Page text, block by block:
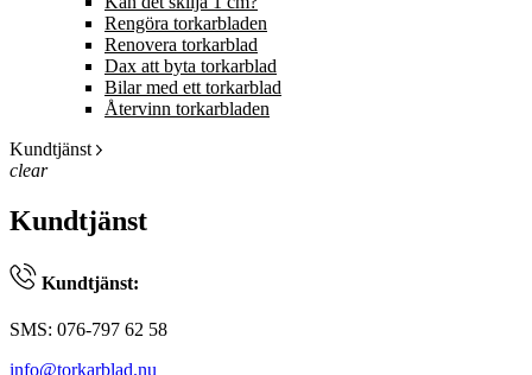
Rengöra torkarbladen
Renovera torkarblad
Dax att byta torkarblad
Bilar med ett torkarblad
Återvinn torkarbladen
Kundtjänst
clear
Kundtjänst
Kundtjänst:
SMS: 076-797 62 58
info@torkarblad.nu